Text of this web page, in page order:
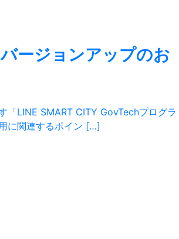
ージョンアップのお
「LINE SMART CITY GovTechプログラ
に関連するポイン […]